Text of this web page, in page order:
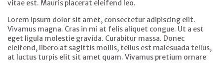
vitae est. Mauris placerat eleifend leo.
Lorem ipsum dolor sit amet, consectetur adipiscing elit.
Vivamus magna. Cras in mi at felis aliquet congue. Ut a est
eget ligula molestie gravida. Curabitur massa. Donec
eleifend, libero at sagittis mollis, tellus est malesuada tellus,
at luctus turpis elit sit amet quam. Vivamus pretium ornare